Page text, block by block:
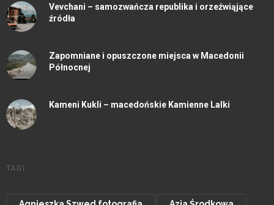
Vevchani – samozwańcza republika i orzeźwiąjące
źródła
Zapomniane i opuszczone miejsca w Macedonii
Północnej
Kameni Kukli – macedońskie Kamienne Lalki
TAGI